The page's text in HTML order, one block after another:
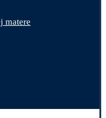
matere